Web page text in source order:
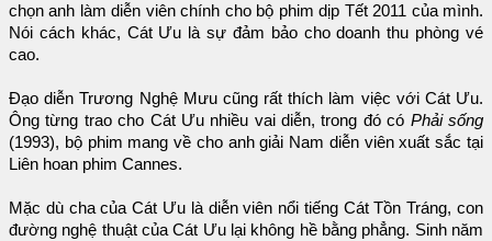
chọn anh làm diễn viên chính cho bộ phim dịp Tết 2011 của mình.
Nói cách khác, Cát Ưu là sự đảm bảo cho doanh thu phòng vé
cao.
Đạo diễn Trương Nghệ Mưu cũng rất thích làm việc với Cát Ưu.
Ông từng trao cho Cát Ưu nhiều vai diễn, trong đó có Phải sống
(1993), bộ phim mang về cho anh giải Nam diễn viên xuất sắc tại
Liên hoan phim Cannes.
Mặc dù cha của Cát Ưu là diễn viên nổi tiếng Cát Tồn Tráng, con
đường nghệ thuật của Cát Ưu lại không hề bằng phẳng. Sinh năm